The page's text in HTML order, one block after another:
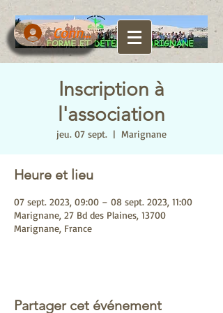
Connexion
Inscription à
l'association
jeu. 07 sept.
  |
Marignane
Heure et lieu
07 sept. 2023, 09:00 – 08 sept. 2023, 11:00
Marignane, 27 Bd des Plaines, 13700
Marignane, France
Partager cet événement